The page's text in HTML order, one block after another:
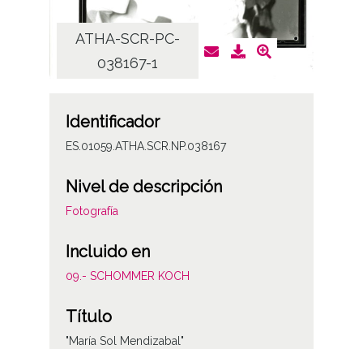
ATHA-SCR-PC-
038167-1
Identificador
ES.01059.ATHA.SCR.NP.038167
Nivel de descripción
Fotografía
Incluido en
09.- SCHOMMER KOCH
Título
"María Sol Mendizabal"